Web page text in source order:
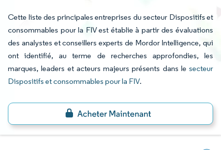
Cette liste des principales entreprises du secteur Dispositifs et
consommables pour la FIV est établie à partir des évaluations
des analystes et conseillers experts de Mordor Intelligence, qui
ont identifié, au terme de recherches approfondies, les
marques, leaders et acteurs majeurs présents dans le secteur
Dispositifs et consommables pour la FIV.